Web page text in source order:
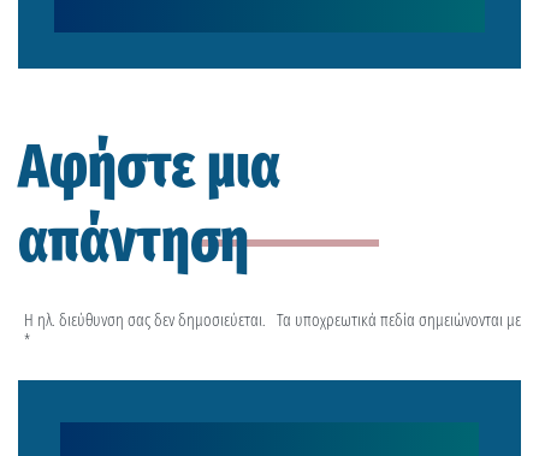
Αφήστε μια
απάντηση
Η ηλ. διεύθυνση σας δεν δημοσιεύεται. Τα υποχρεωτικά πεδία σημειώνονται με
*